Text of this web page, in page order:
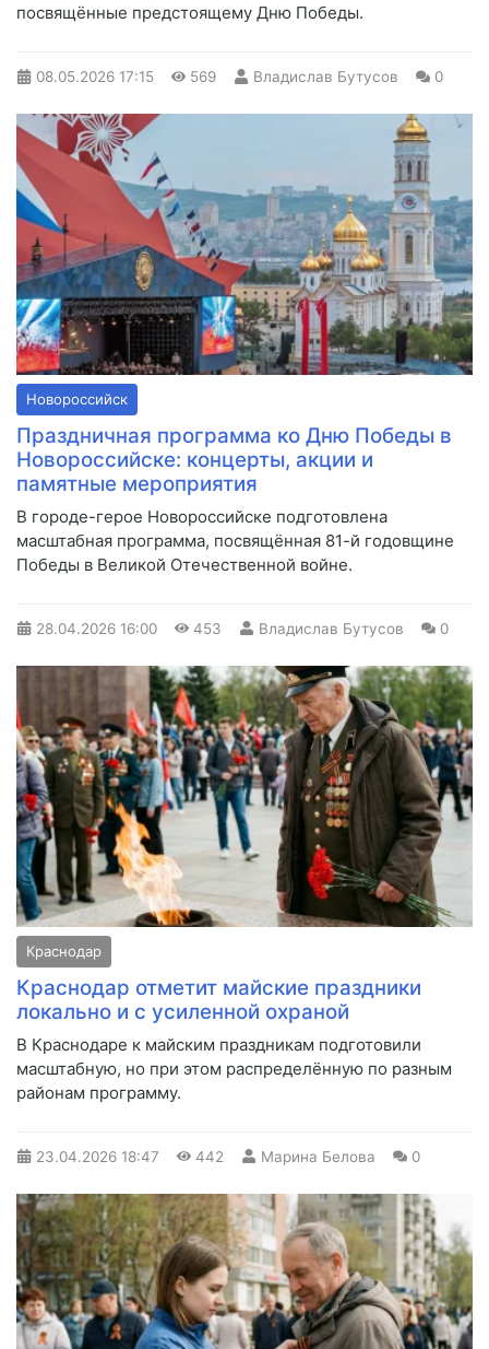
посвящённые предстоящему Дню Победы.
08.05.2026 17:15 569 Владислав Бутусов 0
Новороссийск
Праздничная программа ко Дню Победы в
Новороссийске: концерты, акции и
памятные мероприятия
В городе-герое Новороссийске подготовлена
масштабная программа, посвящённая 81-й годовщине
Победы в Великой Отечественной войне.
28.04.2026 16:00 453 Владислав Бутусов 0
Краснодар
Краснодар отметит майские праздники
локально и с усиленной охраной
В Краснодаре к майским праздникам подготовили
масштабную, но при этом распределённую по разным
районам программу.
23.04.2026 18:47 442 Марина Белова 0